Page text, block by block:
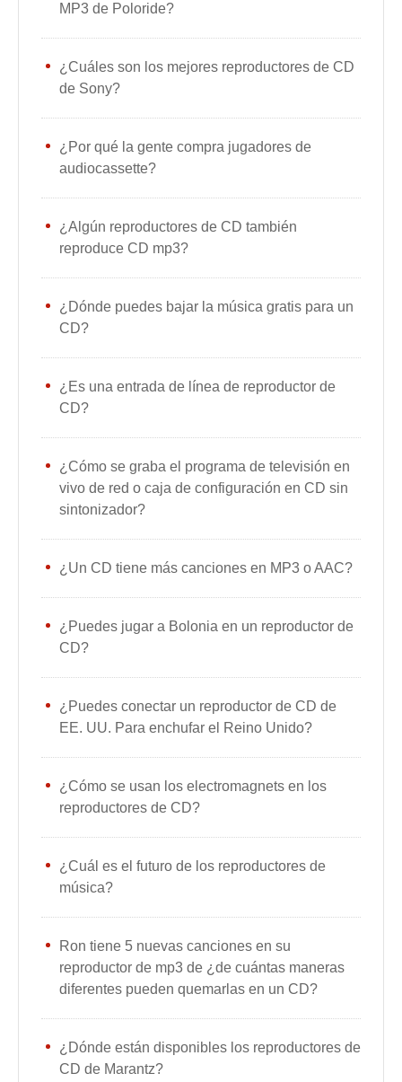
MP3 de Poloride?
¿Cuáles son los mejores reproductores de CD
de Sony?
¿Por qué la gente compra jugadores de
audiocassette?
¿Algún reproductores de CD también
reproduce CD mp3?
¿Dónde puedes bajar la música gratis para un
CD?
¿Es una entrada de línea de reproductor de
CD?
¿Cómo se graba el programa de televisión en
vivo de red o caja de configuración en CD sin
sintonizador?
¿Un CD tiene más canciones en MP3 o AAC?
¿Puedes jugar a Bolonia en un reproductor de
CD?
¿Puedes conectar un reproductor de CD de
EE. UU. Para enchufar el Reino Unido?
¿Cómo se usan los electromagnets en los
reproductores de CD?
¿Cuál es el futuro de los reproductores de
música?
Ron tiene 5 nuevas canciones en su
reproductor de mp3 de ¿de cuántas maneras
diferentes pueden quemarlas en un CD?
¿Dónde están disponibles los reproductores de
CD de Marantz?